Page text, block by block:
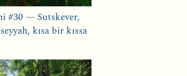
#30 — Sutskever,
kısa bir kıssa